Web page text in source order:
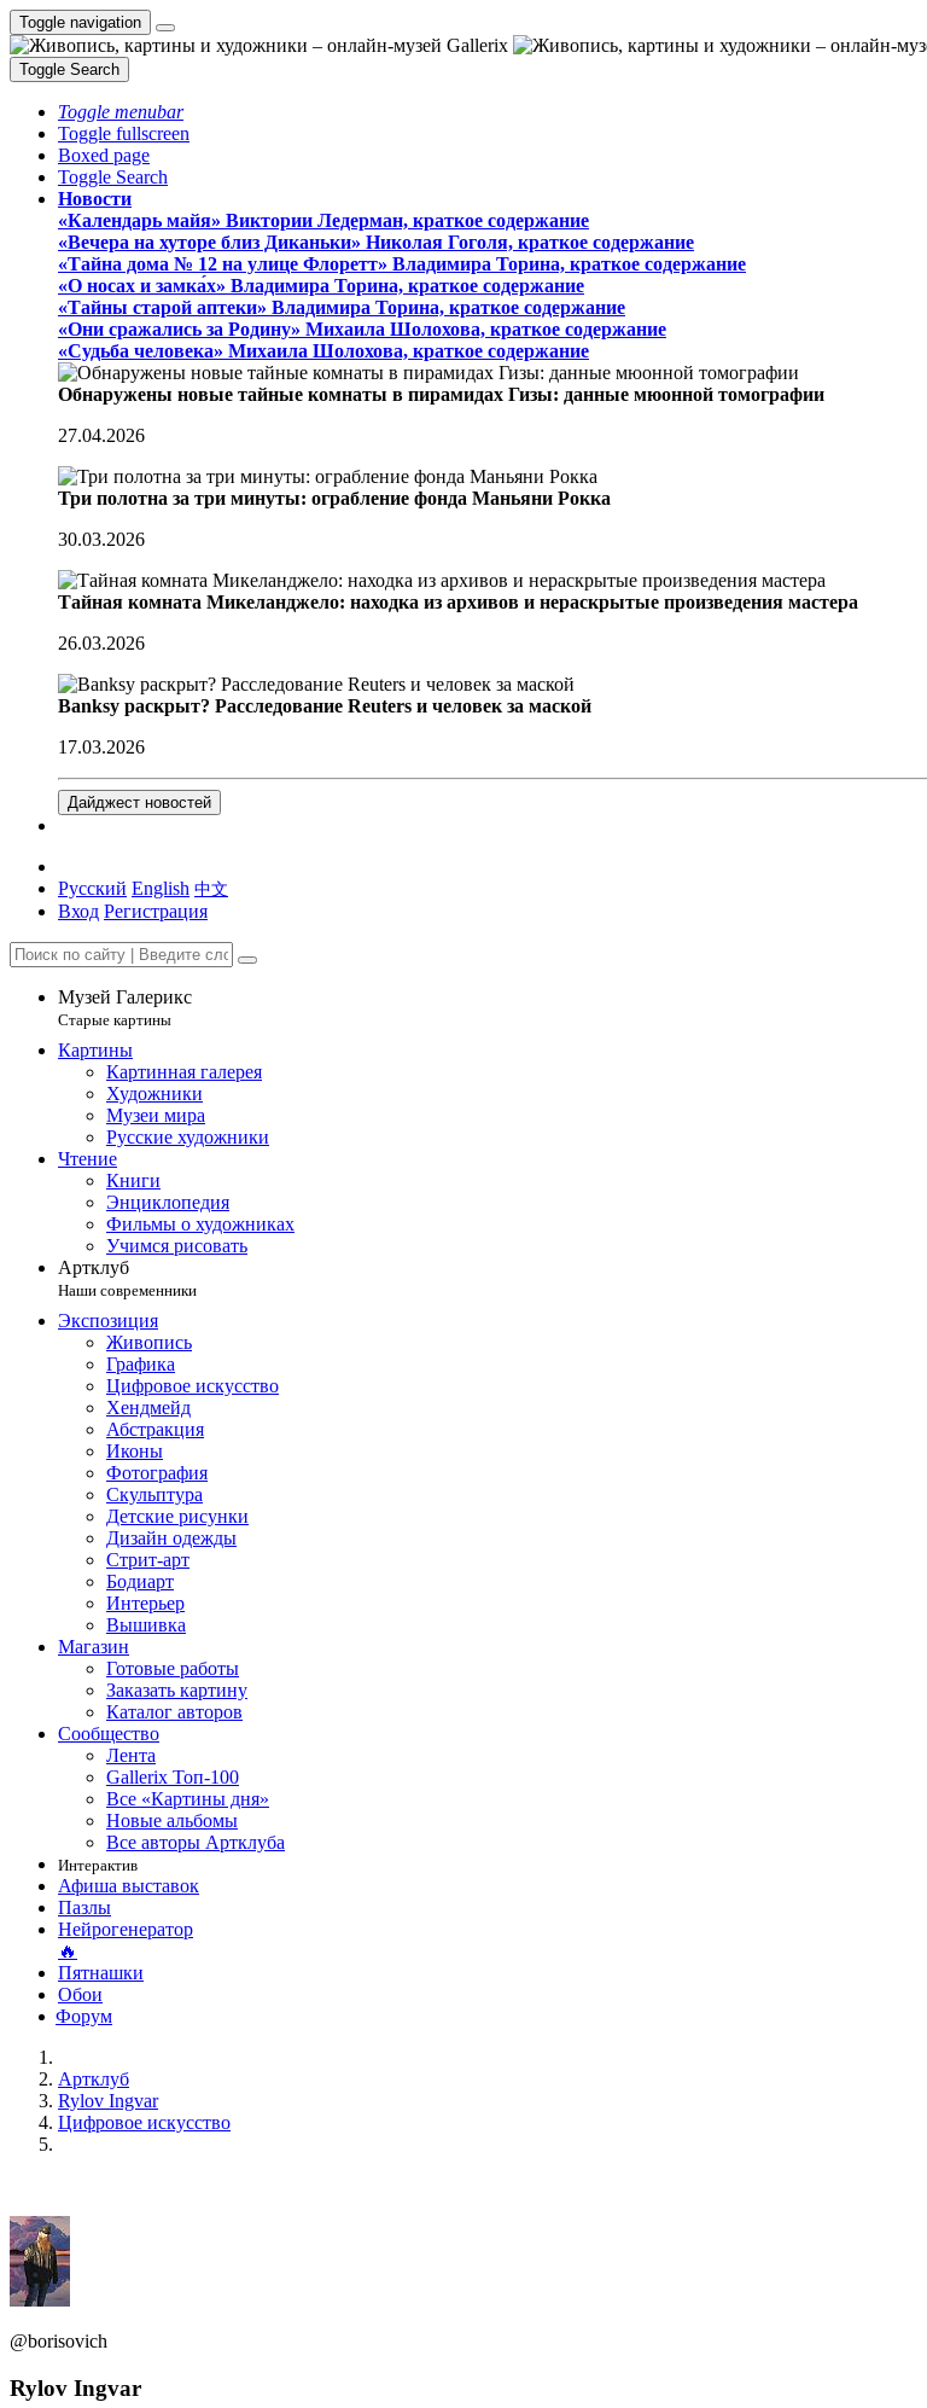
Toggle navigation
Toggle Search
Toggle menubar
Toggle fullscreen
Boxed page
Toggle Search
Новости
«Календарь майя» Виктории Ледерман, краткое содержание
«Вечера на хуторе близ Диканьки» Николая Гоголя, краткое содержание
«Тайна дома № 12 на улице Флоретт» Владимира Торина, краткое содержание
«О носах и замка́х» Владимира Торина, краткое содержание
«Тайны старой аптеки» Владимира Торина, краткое содержание
«Они сражались за Родину» Михаила Шолохова, краткое содержание
«Судьба человека» Михаила Шолохова, краткое содержание
Обнаружены новые тайные комнаты в пирамидах Гизы: данные мюонной томографии
27.04.2026
Три полотна за три минуты: ограбление фонда Маньяни Рокка
30.03.2026
Тайная комната Микеланджело: находка из архивов и нераскрытые произведения мастера
26.03.2026
Banksy раскрыт? Расследование Reuters и человек за маской
17.03.2026
Дайджест новостей
Русский English 中文
Вход Регистрация
Музей Галерикс
Старые картины
Картины
Картинная галерея
Художники
Музеи мира
Русские художники
Чтение
Книги
Энциклопедия
Фильмы о художниках
Учимся рисовать
Артклуб
Наши современники
Экспозиция
Живопись
Графика
Цифровое искусство
Хендмейд
Абстракция
Иконы
Фотография
Скульптура
Детские рисунки
Дизайн одежды
Стрит-арт
Бодиарт
Интерьер
Вышивка
Магазин
Готовые работы
Заказать картину
Каталог авторов
Сообщество
Лента
Gallerix Топ-100
Все «Картины дня»
Новые альбомы
Все авторы Артклуба
Интерактив
Афиша выставок
Пазлы
Нейрогенератор
🔥
Пятнашки
Обои
Форум
Артклуб
Rylov Ingvar
Цифровое искусство
@borisovich
Rylov Ingvar